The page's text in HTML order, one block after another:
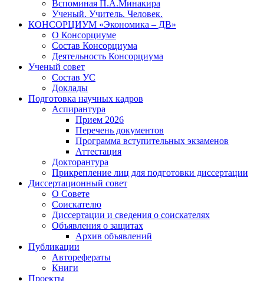
Вспоминая П.А.Минакира
Ученый. Учитель. Человек.
КОНСОРЦИУМ «Экономика – ДВ»
О Консорциуме
Состав Консорциума
Деятельность Консорциума
Ученый совет
Состав УС
Доклады
Подготовка научных кадров
Аспирантура
Прием 2026
Перечень документов
Программа вступительных экзаменов
Аттестация
Докторантура
Прикрепление лиц для подготовки диссертации
Диссертационный совет
О Совете
Соискателю
Диссертации и сведения о соискателях
Объявления о защитах
Архив объявлений
Публикации
Авторефераты
Книги
Проекты